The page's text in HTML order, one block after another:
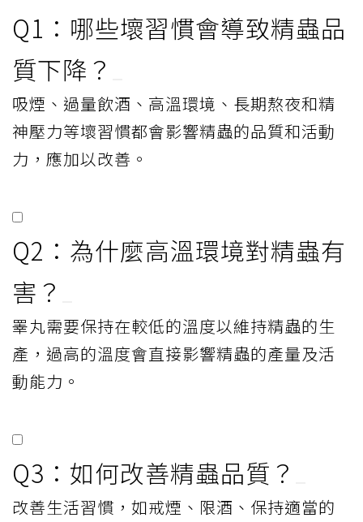
Q1：哪些壞習慣會導致精蟲品
質下降？
吸煙、過量飲酒、高溫環境、長期熬夜和精
神壓力等壞習慣都會影響精蟲的品質和活動
力，應加以改善。
Q2：為什麼高溫環境對精蟲有
害？
睪丸需要保持在較低的溫度以維持精蟲的生
產，過高的溫度會直接影響精蟲的產量及活
動能力。
Q3：如何改善精蟲品質？
改善生活習慣，如戒煙、限酒、保持適當的